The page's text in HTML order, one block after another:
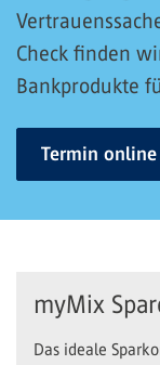
Check finden
Bankprodukte
Termin
myMix
Das ideale